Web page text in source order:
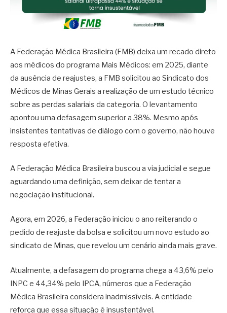
A Federação Médica Brasileira (FMB) deixa um recado direto
aos médicos do programa Mais Médicos: em 2025, diante
da ausência de reajustes, a FMB solicitou ao Sindicato dos
Médicos de Minas Gerais a realização de um estudo técnico
sobre as perdas salariais da categoria. O levantamento
apontou uma defasagem superior a 38%. Mesmo após
insistentes tentativas de diálogo com o governo, não houve
resposta efetiva.
A Federação Médica Brasileira buscou a via judicial e segue
aguardando uma definição, sem deixar de tentar a
negociação institucional.
Agora, em 2026, a Federação iniciou o ano reiterando o
pedido de reajuste da bolsa e solicitou um novo estudo ao
sindicato de Minas, que revelou um cenário ainda mais grave.
Atualmente, a defasagem do programa chega a 43,6% pelo
INPC e 44,34% pelo IPCA, números que a Federação
Médica Brasileira considera inadmissíveis. A entidade
reforça que essa situação é insustentável.